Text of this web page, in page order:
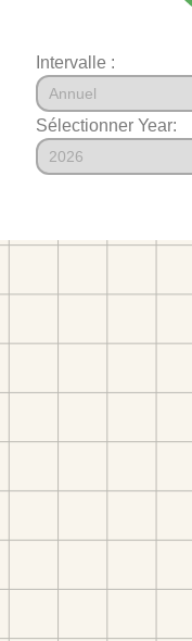
Intervalle :
Sélectionner Year: